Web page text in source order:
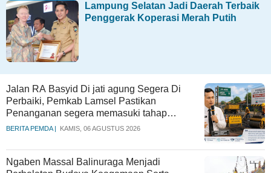
Lampung Selatan Jadi Daerah Terbaik
Penggerak Koperasi Merah Putih
Jalan RA Basyid Di jati agung Segera Di
Perbaiki, Pemkab Lamsel Pastikan
Penanganan segera memasuki tahap
pelaksanaan
BERITA PEMDA | KAMIS, 06 AGUSTUS 2026
Ngaben Massal Balinuraga Menjadi